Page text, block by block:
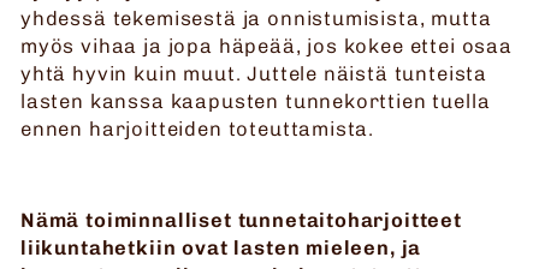
yhdessä tekemisestä ja onnistumisista, mutta
myös vihaa ja jopa häpeää, jos kokee ettei osaa
yhtä hyvin kuin muut. Juttele näistä tunteista
lasten kanssa kaapusten tunnekorttien tuella
ennen harjoitteiden toteuttamista.
Nämä toiminnalliset tunnetaitoharjoitteet
liikuntahetkiin ovat lasten mieleen, ja